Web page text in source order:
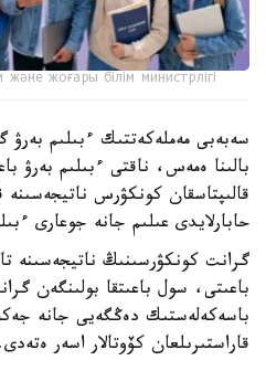
жоғары білім министрлігі
سەبەبى مەملەكەتتىك ءبىلىم بەرۋ
بالىنا ەمەس، ناقتى ءبىلىم بەرۋ
قالىپتاسقان كونكۋرس
حابارلايدى عىلىم جانە جوعارى
گرانت كونكۋرسىنىڭ ناتيجەسىنە
باعىتى، سول باعىتقا بولىنگەن
باسەكەلەستىك دەڭگەيى جانە
قاراستىرىلعان كۆوتالار اسەر ەتەدى.